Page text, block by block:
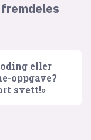
eller
oppgave?
svett!»